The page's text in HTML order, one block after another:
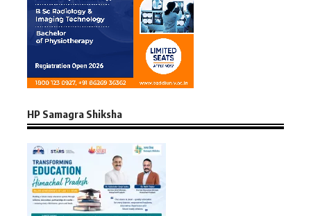
HP Samagra Shiksha